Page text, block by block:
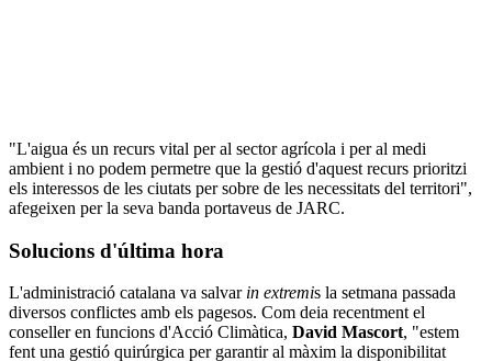
"L'aigua és un recurs vital per al sector agrícola i per al medi
ambient i no podem permetre que la gestió d'aquest recurs prioritzi
els interessos de les ciutats per sobre de les necessitats del territori",
afegeixen per la seva banda portaveus de JARC.
Solucions d'última hora
L'administració catalana va salvarin extremis la setmana passada
diversos conflictes amb els pagesos. Com deia recentment el
conseller en funcions d'Acció Climàtica, David Mascort, "estem
fent una gestió quirúrgica per garantir al màxim la disponibilitat